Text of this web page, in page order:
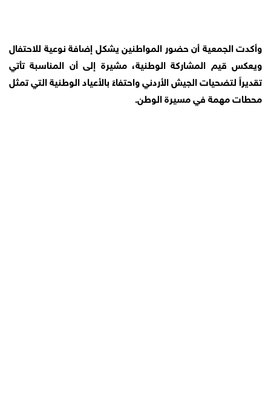
وأكدت الجمعية أن حضور المواطنين يشكل إضافة نوعية للاحتفال
ويعكس قيم المشاركة الوطنية، مشيرة إلى أن المناسبة تأتي
تقديراً لتضحيات الجيش الأردني واحتفاءً بالأعياد الوطنية التي تمثل
محطات مهمة في مسيرة الوطن.